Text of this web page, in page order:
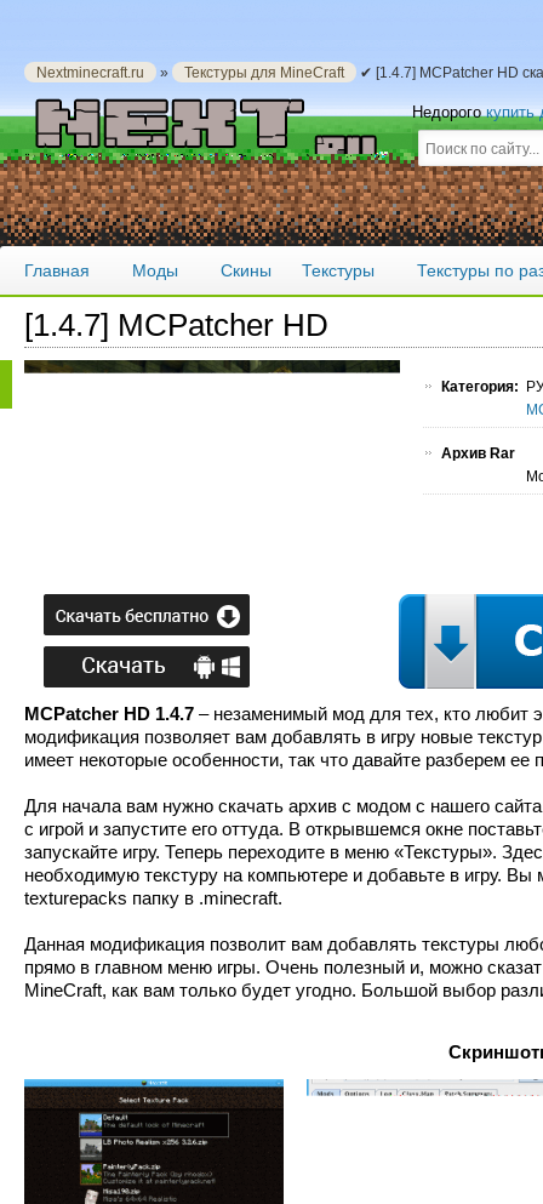
Nextminecraft.ru » Текстуры для MineCraft ✔ [1.4.7] MCPatcher HD
Недорогокупить
Главная Моды Скины Текстуры Текстуры по
[1.4.7] MCPatcher HD
Категория:
Архив Rar
MCPatcher HD 1.4.7 – незаменимый мод для тех, кто любит
модификация позволяет вам добавлять в игру новые
имеет некоторые особенности, так что давайте разберем ее
Для начала вам нужно скачать архив с модом с нашего
с игрой и запустите его оттуда. В открывшемся окне
запускайте игру. Теперь переходите в меню «Текстуры».
необходимую текстуру на компьютере и добавьте в игру.
texturepacks папку в .minecraft.
Данная модификация позволит вам добавлять текстуры
прямо в главном меню игры. Очень полезный и, можно
MineCraft, как вам только будет угодно. Большой выбор